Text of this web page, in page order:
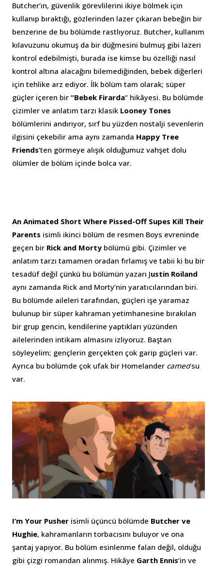
Butcher’ın, güvenlik görevlilerini ikiye bölmek için
kullanıp bıraktığı, gözlerinden lazer çıkaran bebeğin bir
benzerine de bu bölümde rastlıyoruz. Butcher, kullanım
kılavuzunu okumuş da bir düğmesini bulmuş gibi lazeri
kontrol edebilmişti, burada ise kimse bu özelliği nasıl
kontrol altına alacağını bilemediğinden, bebek diğerleri
için tehlike arz ediyor. İlk bölüm tam olarak; süper
güçler içeren bir “Bebek Firarda” hikâyesi. Bu bölümde
çizimler ve anlatım tarzı klasik Looney Tones
bölümlerini andırıyor, sırf bu yüzden nostalji sevenlerin
ilgisini çekebilir ama aynı zamanda Happy Tree
Friends’ten görmeye alışık olduğumuz vahşet dolu
ölümler de bölüm içinde bolca var.
An Animated Short Where Pissed-Off Supes Kill Their
Parents isimli ikinci bölüm de resmen Boys evreninde
geçen bir Rick and Morty bölümü gibi. Çizimler ve
anlatım tarzı tamamen oradan fırlamış ve tabii ki bu bir
tesadüf değil çünkü bu bölümün yazarı Justin Roiland
aynı zamanda Rick and Morty’nin yaratıcılarından biri.
Bu bölümde aileleri tarafından, güçleri işe yaramaz
bulunup bir süper kahraman yetimhanesine bırakılan
bir grup gencin, kendilerine yaptıkları yüzünden
ailelerinden intikam almasını izliyoruz. Baştan
söyleyelim; gençlerin gerçekten çok garip güçleri var.
Ayrıca bu bölümde çok ufak bir Homelander cameo’su
var.
I’m Your Pusher isimli üçüncü bölümde Butcher ve
Hughie, kahramanların torbacısını buluyor ve ona
şantaj yapıyor. Bu bölüm esinlenme falan değil, olduğu
gibi çizgi romandan alınmış. Hikâye Garth Ennis’in ve